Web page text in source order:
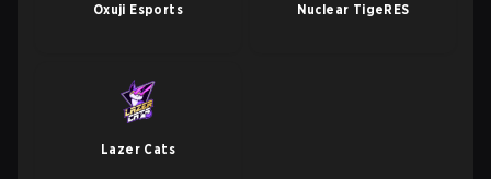
Oxuji Esports Nuclear TigeRES
Lazer Cats